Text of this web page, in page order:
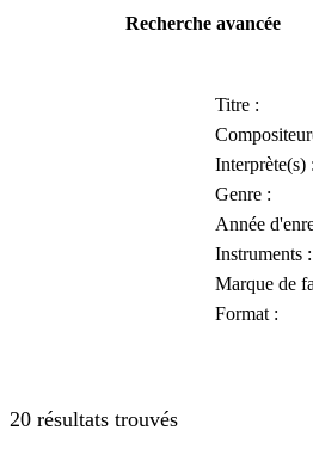
Recherche avancée
Titre :
Interprète(s) :
Genre :
Année
Instruments :
Marque de
Format :
20 résultats trouvés